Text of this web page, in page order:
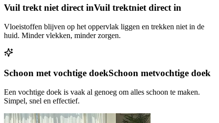
Vuil trekt niet direct inVuil trektniet direct in
Vloeistoffen blijven op het oppervlak liggen en trekken niet in de
huid. Minder vlekken, minder zorgen.
Schoon met vochtige doekSchoon metvochtige doek
Een vochtige doek is vaak al genoeg om alles schoon te maken.
Simpel, snel en effectief.